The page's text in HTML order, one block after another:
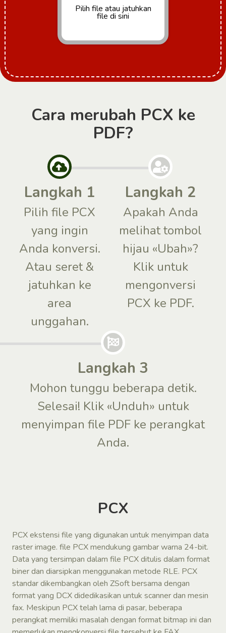
Pilih file atau jatuhkan
file di sini
Cara merubah PCX ke
PDF?
Langkah 1
Pilih file PCX
yang ingin
Anda konversi.
Atau seret &
jatuhkan ke
area
unggahan.
Langkah 2
Apakah Anda
melihat tombol
hijau «Ubah»?
Klik untuk
mengonversi
PCX ke PDF.
Langkah 3
Mohon tunggu beberapa detik.
Selesai! Klik «Unduh» untuk
menyimpan file PDF ke perangkat
Anda.
PCX
PCX ekstensi file yang digunakan untuk menyimpan data
raster image. file PCX mendukung gambar warna 24-bit.
Data yang tersimpan dalam file PCX ditulis dalam format
biner dan diarsipkan menggunakan metode RLE. PCX
standar dikembangkan oleh ZSoft bersama dengan
format yang DCX didedikasikan untuk scanner dan mesin
fax. Meskipun PCX telah lama di pasar, beberapa
perangkat memiliki masalah dengan format bitmap ini dan